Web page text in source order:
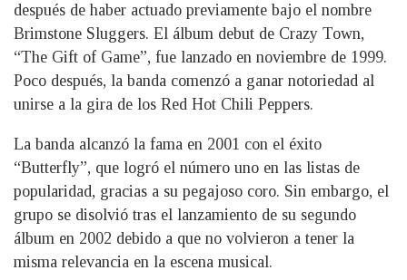
después de haber actuado previamente bajo el nombre
Brimstone Sluggers. El álbum debut de Crazy Town,
“The Gift of Game”, fue lanzado en noviembre de 1999.
Poco después, la banda comenzó a ganar notoriedad al
unirse a la gira de los Red Hot Chili Peppers.
La banda alcanzó la fama en 2001 con el éxito
“Butterfly”, que logró el número uno en las listas de
popularidad, gracias a su pegajoso coro. Sin embargo, el
grupo se disolvió tras el lanzamiento de su segundo
álbum en 2002 debido a que no volvieron a tener la
misma relevancia en la escena musical.